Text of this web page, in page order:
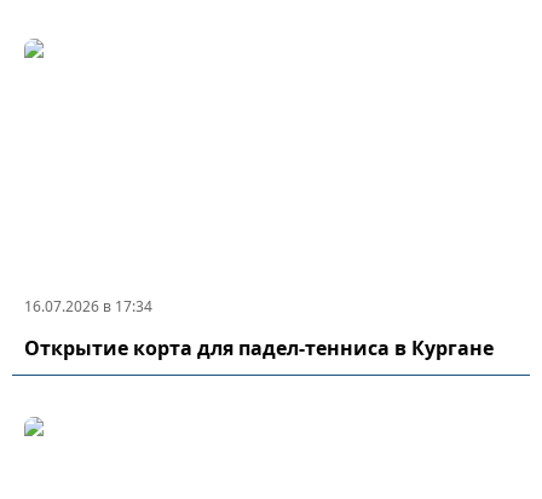
16.07.2026 в 17:34
Открытие корта для падел-тенниса в Кургане